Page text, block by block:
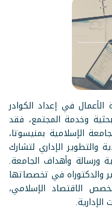
الأعمال في إعداد الكوادر
وخدمة المجتمع، فقد
الإسلامية بمنيسوتا،
والتطوير الإداري لتشارك
ورسالة وأهداف الجامعة.
والدكتوراه في تخصصاتها
الاقتصاد الإسلامي،